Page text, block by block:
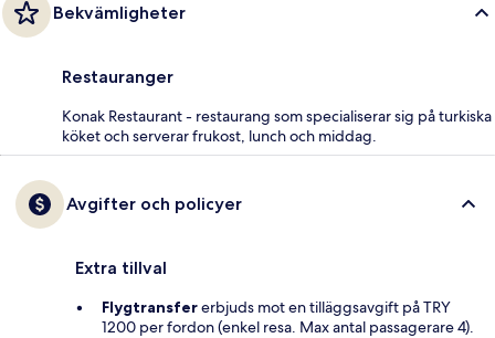
Bekvämligheter
Restauranger
Konak Restaurant - restaurang som specialiserar sig på turkiska
köket och serverar frukost, lunch och middag.
Avgifter och policyer
Extra tillval
Flygtransfererbjuds mot en tilläggsavgift på TRY
1200 per fordon (enkel resa. Max antal passagerare 4).